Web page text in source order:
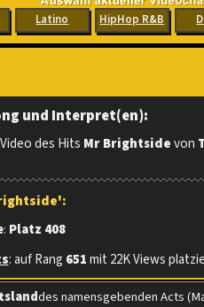
Latino HipHop R&B
und Interpret(en):
des Hits Mr Brightsidevon
: Platz 408
: auf Rang 651mit 22K Views
des namensgebenden Acts